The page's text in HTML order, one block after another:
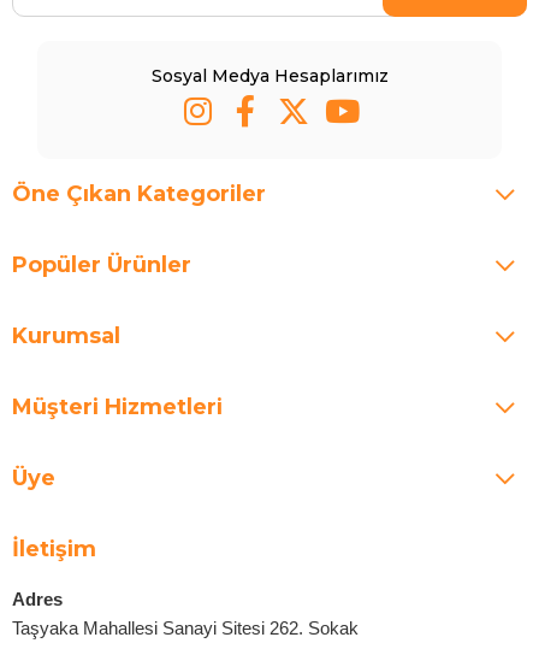
Sosyal Medya Hesaplarımız
Öne Çıkan Kategoriler
Popüler Ürünler
Kurumsal
Müşteri Hizmetleri
Üye
İletişim
Adres
Taşyaka Mahallesi Sanayi Sitesi 262. Sokak